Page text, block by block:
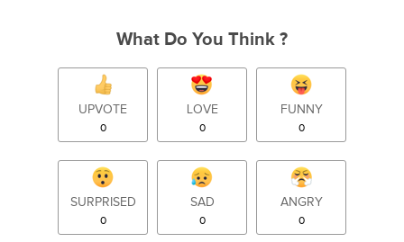
What Do You Think ?
UPVOTE
0
LOVE
0
FUNNY
0
SURPRISED
0
SAD
0
ANGRY
0